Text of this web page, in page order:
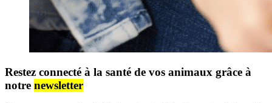
Restez connecté à la santé de vos animaux grâce à
notre newsletter